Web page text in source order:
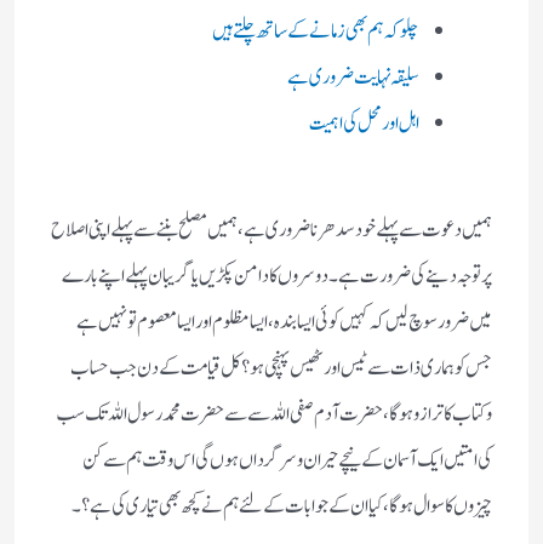
چلو کہ ہم بھی زمانے کے ساتھ چلتے ہیں
سلیقہ نہایت ضروری ہے
اہل اور محل کی اہمیت
ہمیں دعوت سے پہلے خودسدھرناضروری ہے، ہمیں مصلح بننے سے پہلے اپنی اصلاح
پرتوجہ دینے کی ضرورت ہے۔دوسروں کادامن پکڑیں یاگریبان پہلے اپنے بارے
میں ضرورسوچ لیں کہ کہیں کوئی ایسابندہ ،ایسامظلوم اورایسا معصوم تونہیں ہے
جس کوہماری ذات سے ٹیس اور ٹھیس پہنچی ہو؟کل قیامت کے دن جب حساب
وکتاب کا ترازو ہوگا،حضرت آدم صفی اللہ سے سے حضرت محمدرسول اللہ تک سب
کی امتیں ایک آسمان کے نیچے حیران وسرگرداں ہوں گی اس وقت ہم سے کن
چیزوں کاسوال ہوگا، کیاان کے جوابات کے لئے ہم نے کچھ بھی تیاری کی ہے؟۔